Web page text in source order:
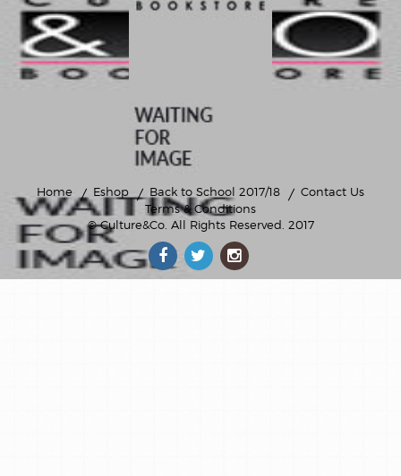
Home Eshop Back to School 2017/18
Contact Us
Terms & Conditions
© Culture&Co. All Rights Reserved. 2017